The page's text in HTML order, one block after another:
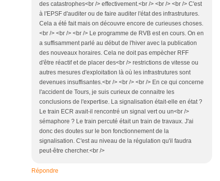
des catastrophes<br /> effectivement.<br /> <br /> <br /> C'est
à l'EPSF d'auditer ou de faire auditer l'état des infrastrutures.
Cela a été fait mais on découvre encore de curieuses choses.
<br /> <br /> <br /> Le programme de RVB est en cours. On en
a suffisamment parlé au début de l'hiver avec la publication
des nouveaux horaires. Cela ne doit pas empècher RFF
d'être réactif et de placer des<br /> restrictions de vitesse ou
autres mesures d'exploitation là où les infrastrutures sont
devenues insuffisantes.<br /> <br /> <br /> En ce qui concerne
l'accident de Tours, je suis curieux de connaitre les
conclusions de l'expertise. La signalisation était-elle en état ?
Le train ECR avait-il rencontré un signal vert ou un<br />
sémaphore ? Le train percuté était un train de travaux. J'ai
donc des doutes sur le bon fonctionnement de la
signalisation. C'est au niveau de la régulation qu'il faudra
peut-être chercher.<br />
Répondre